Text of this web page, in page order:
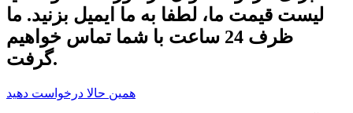
لیست قیمت ما، لطفا به ما ایمیل بزنید. ما
ظرف 24 ساعت با شما تماس خواهیم
گرفت.
همین حالا درخواست دهید